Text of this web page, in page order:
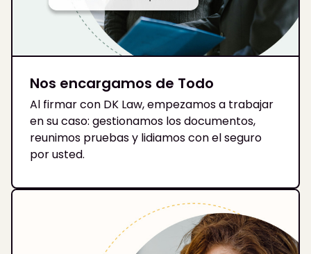
Nos encargamos de Todo
Al firmar con DK Law, empezamos a trabajar
en su caso: gestionamos los documentos,
reunimos pruebas y lidiamos con el seguro
por usted.